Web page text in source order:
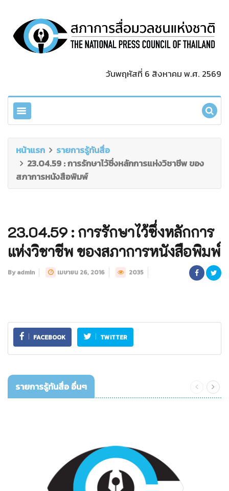
วันพฤหัสที่ 6 สิงหาคม พ.ศ. 2569
หน้าแรก
รายการรู้ทันสื่อ
23.04.59 : การรักษาไว้ซึ่งหลักการแห่งวิชาชีพ ของ
สภาการหนังสือพิมพ์
23.04.59 : การรักษาไว้ซึ่งหลักการ
แห่งวิชาชีพ ของสภาการหนังสือพิมพ์
By admin เมษายน 26, 2016 2035
FACEBOOK TWITTER
รายการรู้ทันสื่อ อื่นๆ